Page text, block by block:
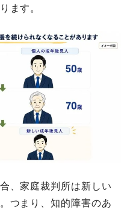
ます。
、家庭裁判所は新しい
つまり、知的障害のあ